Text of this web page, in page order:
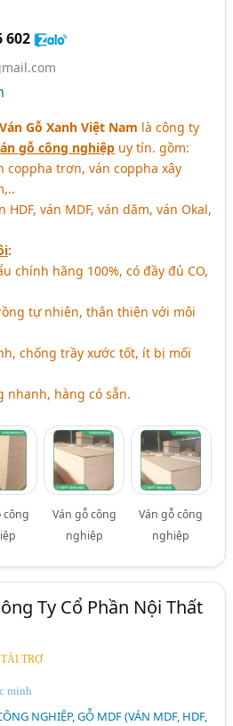
602
Ván Gỗ Xanh Việt Nam là công ty
gỗ công nghiệp uy tín. gồm:
coppha trơn, ván coppha xây
ván MDF, ván dăm, ván Okal,
:
chính hãng 100%, có đầy đủ CO,
tự nhiên, thân thiện với môi
chống trầy xước tốt, ít bị mối
nhanh, hàng có sẵn.
công
Ván gỗ công
nghiệp
Ván gỗ công
nghiệp
Ty Cổ Phần Nội Thất
TRỢ
minh
NGHIỆP, GỖ MDF (VÁN MDF, HDF,